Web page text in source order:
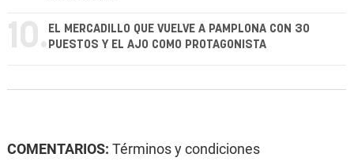
10. EL MERCADILLO QUE VUELVE A PAMPLONA CON 30
PUESTOS Y EL AJO COMO PROTAGONISTA
COMENTARIOS: Términos y condiciones